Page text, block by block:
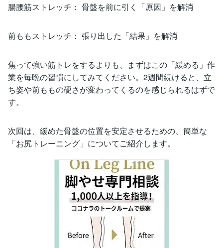
腸腰筋ストレッチ： 骨盤を前に引く「原因」を解消
前ももストレッチ： 張り出した「結果」を解消
焦って強い筋トレをするよりも、まずはこの「緩める」作
業を毎晩の習慣にしてみてください。2週間続けると、立
ち姿や前ももの硬さが変わってくるのを感じられるはずで
す。
次回は、緩めた骨盤の位置を安定させるための、簡単な
「お尻トレーニング」についてご紹介します。